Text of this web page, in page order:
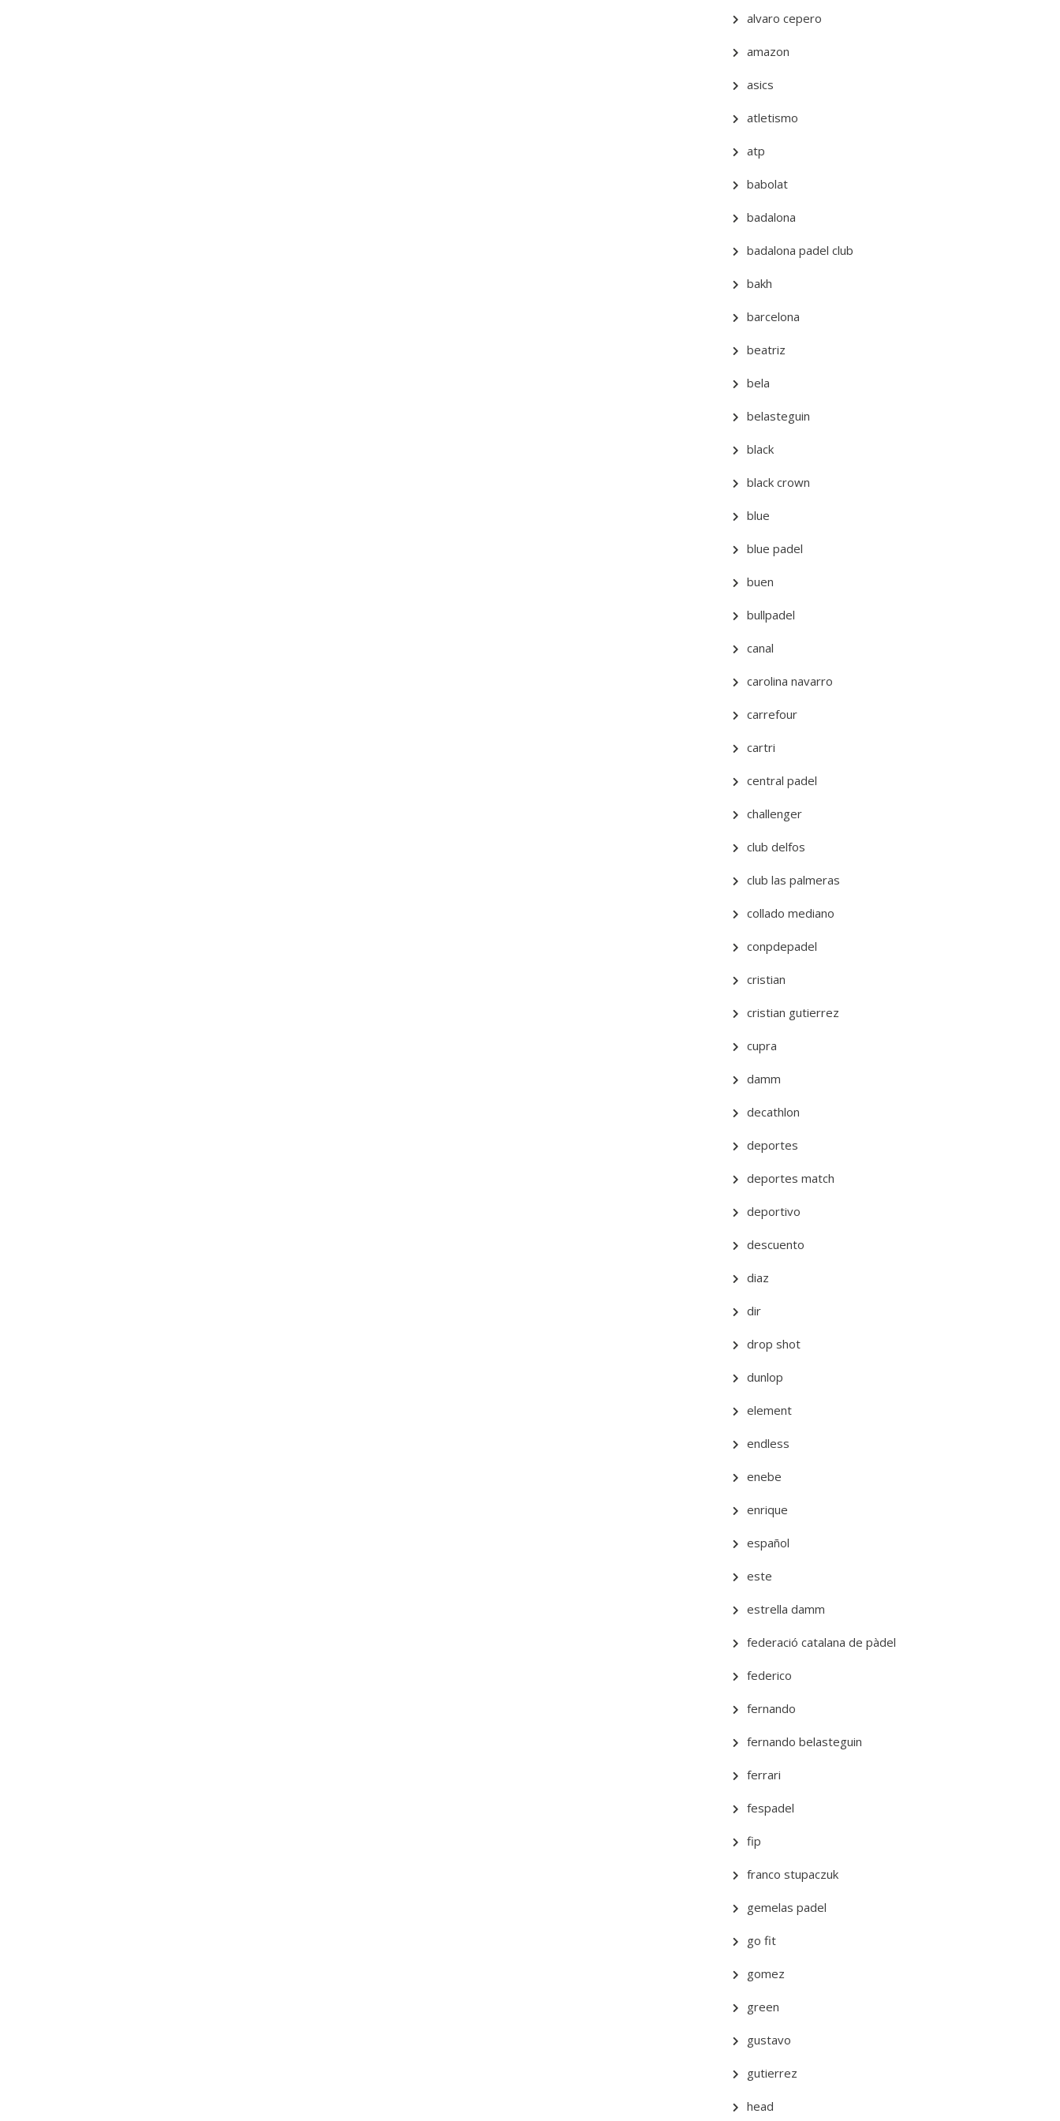
alvaro cepero
amazon
asics
atletismo
atp
babolat
badalona
badalona padel club
bakh
barcelona
beatriz
bela
belasteguin
black
black crown
blue
blue padel
buen
bullpadel
canal
carolina navarro
carrefour
cartri
central padel
challenger
club delfos
club las palmeras
collado mediano
conpdepadel
cristian
cristian gutierrez
cupra
damm
decathlon
deportes
deportes match
deportivo
descuento
diaz
dir
drop shot
dunlop
element
endless
enebe
enrique
español
este
estrella damm
federació catalana de pàdel
federico
fernando
fernando belasteguin
ferrari
fespadel
fip
franco stupaczuk
gemelas padel
go fit
gomez
green
gustavo
gutierrez
head